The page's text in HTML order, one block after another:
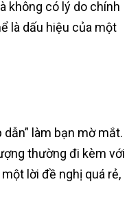
không có lý do chính
là dấu hiệu của một
làm bạn mờ mắt.
thường đi kèm với
lời đề nghị quá rẻ,